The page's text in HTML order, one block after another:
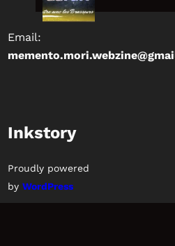
Email:
Inkstory
Proudly powered
by WordPress